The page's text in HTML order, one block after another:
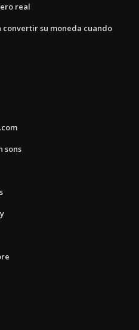
real
convertir su moneda cuando
sons